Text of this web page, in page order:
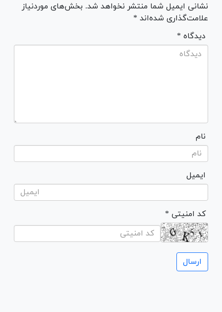
نشانی ایمیل شما منتشر نخواهد شد. بخش‌های موردنیاز
علامت‌گذاری شده‌اند *
* دیدگاه
نام
ایمیل
* کد امنیتی